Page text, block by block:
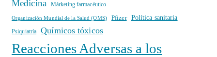
Medicina Márketing farmacéutico
Organización Mundial de la Salud (OMS) Pfizer Política sanitaria
Psiquiatría Químicos tóxicos
Reacciones Adversas a los